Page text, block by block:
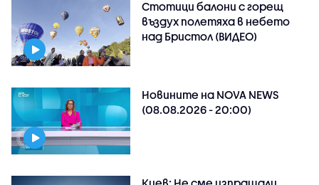
Стотици балони с горещ
въздух полетяха в небето
над Бристол (ВИДЕО)
Новините на NOVA NEWS
(08.08.2026 - 20:00)